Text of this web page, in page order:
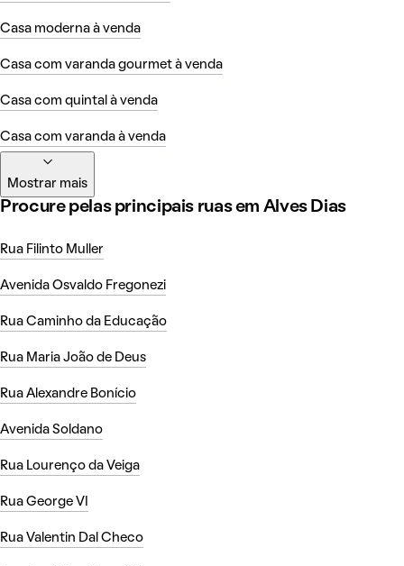
Casa moderna à venda
Casa com varanda gourmet à venda
Casa com quintal à venda
Casa com varanda à venda
Mostrar mais
Procure pelas principais ruas em Alves Dias
Rua Filinto Muller
Avenida Osvaldo Fregonezi
Rua Caminho da Educação
Rua Maria João de Deus
Rua Alexandre Bonício
Avenida Soldano
Rua Lourenço da Veiga
Rua George VI
Rua Valentin Dal Checo